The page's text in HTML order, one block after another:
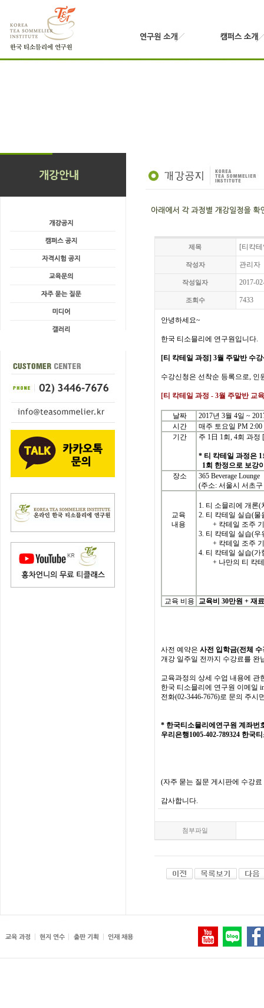
제목 [티칵
작성자 관리자
작성일자 2017-
조회수 7433
안녕하세요~
한국 티소믈리에 연구원입니다.
[티 칵테일 과정] 3월 주말반 수
수강신청은 선착순 등록으로, 인
[티 칵테일 과정 - 3월 주말반 교
날짜
2017년 3월 4일 ~
시간
매주 토요일 PM 2:00
기간
주 1日 1회 , 4회 과정
* 티 칵테일 과정은
1회 한정으로 보강
장소
365 Beverage Lounge
(주소: 서울시 서초
교육
내용
1. 티 소믈리에 개론
2. 티 칵테일 실습(물
+ 칵테일 조주 기
3. 티 칵테일 실습(우
+ 칵테일 조주 기
4. 티 칵테일 실습(가
+ 나만의 티 칵테
교육 비용 교육비 30만원 + 재
사전 예약은 사전 입학금(전체 수
개강 일주일 전까지 수강료를 완
교육과정의 상세 수업 내용에 관
한국 티소믈리에 연구원 이메일
전화(02-3446-7676)로 문의 주시
* 한국티소믈리에연구원 계좌번
우리은행1005-402-789324 한국
(자주 묻는 질문 게시판에 수강료
감사합니다.
첨부파일